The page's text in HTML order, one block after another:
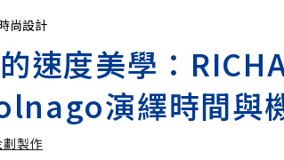
尚設計
速度美學：
演繹時間與
製作